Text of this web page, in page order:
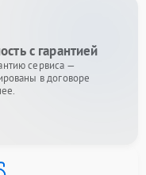
с гарантией
сервиса —
в договоре